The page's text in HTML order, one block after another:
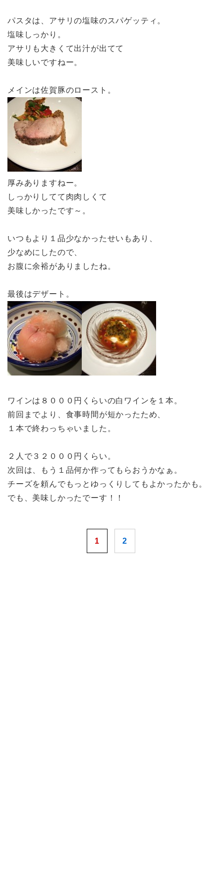
パスタは、アサリの塩味のスパゲッティ。
塩味しっかり。
アサリも大きくて出汁が出てて
美味しいですねー。
メインは佐賀豚のロースト。
厚みありますねー。
しっかりしてて肉肉しくて
美味しかったです～。
いつもより１品少なかったせいもあり、
少なめにしたので、
お腹に余裕がありましたね。
最後はデザート。
ワインは８０００円くらいの白ワインを１本。
前回までより、食事時間が短かったため、
１本で終わっちゃいました。
２人で３２０００円くらい。
次回は、もう１品何か作ってもらおうかなぁ。
チーズを頼んでもっとゆっくりしてもよかったかも。
でも、美味しかったでーす！！
1 2